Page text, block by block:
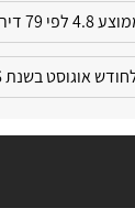
79 דירוגים
אוגוסט בשנת 2026